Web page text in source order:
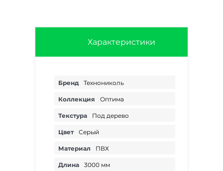
Характеристики
Бренд Технониколь
Коллекция Оптима
Текстура Под дерево
Цвет Серый
Материал ПВХ
Длина 3000 мм